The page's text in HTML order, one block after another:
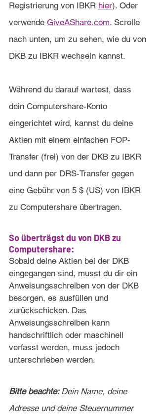
Registrierung von IBKR hier). Oder
verwende GiveAShare.com. Scrolle
nach unten, um zu sehen, wie du von
DKB zu IBKR wechseln kannst.
Während du darauf wartest, dass
dein Computershare-Konto
eingerichtet wird, kannst du deine
Aktien mit einem einfachen FOP-
Transfer (frei) von der DKB zu IBKR
und dann per DRS-Transfer gegen
eine Gebühr von 5 $ (US) von IBKR
zu Computershare übertragen.
So überträgst du von DKB zu
Computershare:
Sobald deine Aktien bei der DKB
eingegangen sind, musst du dir ein
Anweisungsschreiben von der DKB
besorgen, es ausfüllen und
zurückschicken. Das
Anweisungsschreiben kann
handschriftlich oder maschinell
verfasst werden, muss jedoch
unterschrieben werden.
Bitte beachte: Dein Name, deine
Adresse und deine Steuernummer